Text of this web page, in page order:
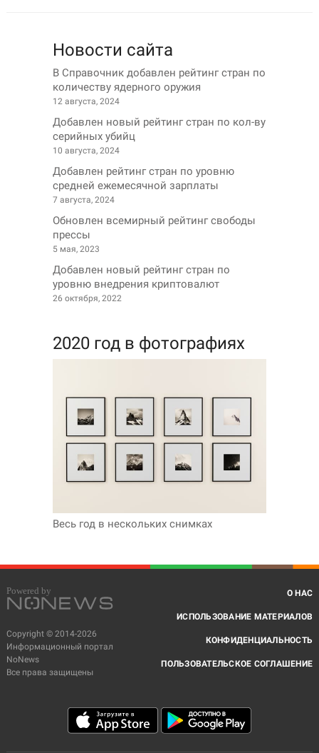
Новости сайта
В Справочник добавлен рейтинг стран по
количеству ядерного оружия
12 августа, 2024
Добавлен новый рейтинг стран по кол-ву
серийных убийц
10 августа, 2024
Добавлен рейтинг стран по уровню
средней ежемесячной зарплаты
7 августа, 2024
Обновлен всемирный рейтинг свободы
прессы
5 мая, 2023
Добавлен новый рейтинг стран по
уровню внедрения криптовалют
26 октября, 2022
2020 год в фотографиях
Весь год в нескольких снимках
Copyright © 2014-2026
Информационный портал
NoNews
Все права защищены
О НАС
ИСПОЛЬЗОВАНИЕ МАТЕРИАЛОВ
КОНФИДЕНЦИАЛЬНОСТЬ
ПОЛЬЗОВАТЕЛЬСКОЕ СОГЛАШЕНИЕ